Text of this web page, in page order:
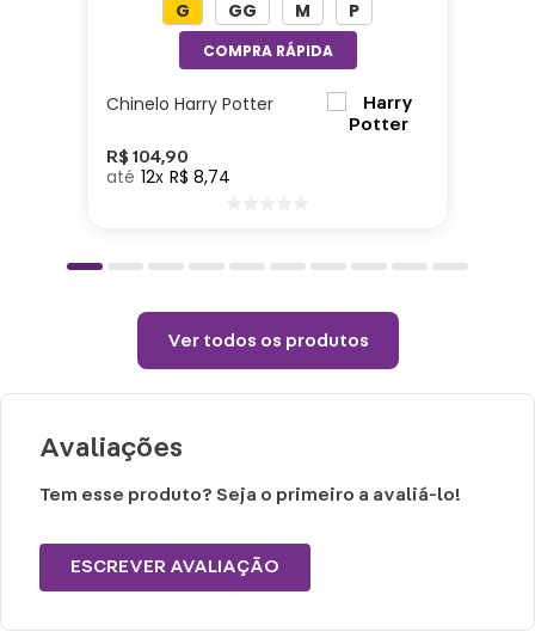
7cm| Capacidade: 500ml| Material: Aluminio
Cuidados e recomendações de uso:
Não colocar o produto na geladeira ou
congelador.
Choques ou quedas podem danificar o
Lavar com água, esponja macia e sabão
Não vai á lava-louças e nem ao
microondas.
Não utilizar produtos químicos ou
Chinelo Harry Potter
R$ 104,90
12 R$ 8,74
G GG M P
Ver todos os produtos
Avaliações
Tem esse produto? Seja o primeiro a avaliá-lo!
ESCREVER AVALIAÇÃO